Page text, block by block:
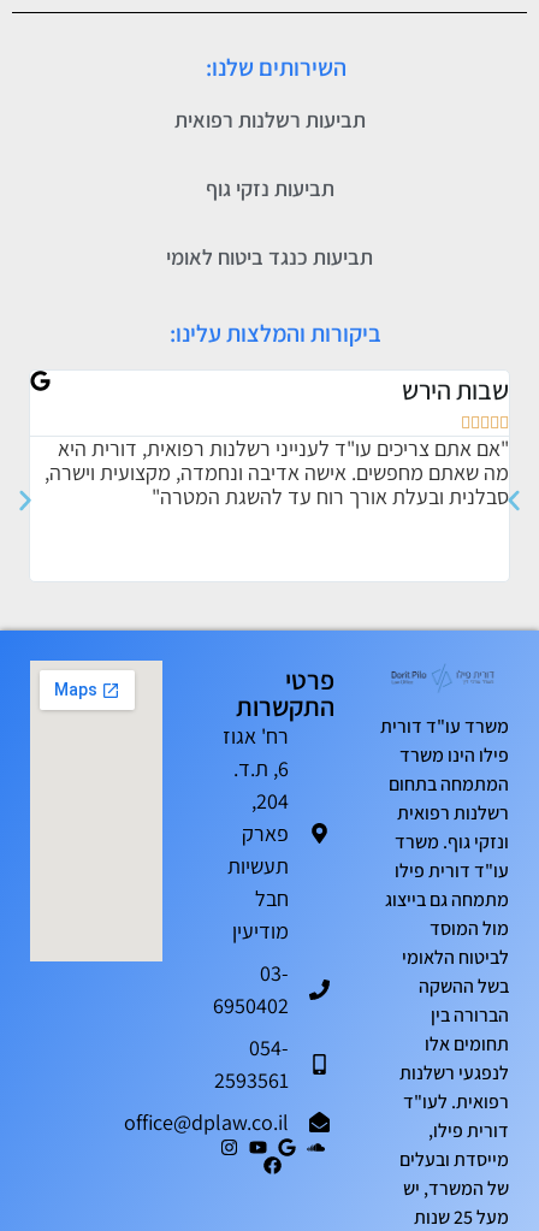
השירותים שלנו:
תביעות רשלנות רפואית
תביעות נזקי גוף
תביעות כנגד ביטוח לאומי
ביקורות והמלצות עלינו:
שבות הירש





"אם אתם צריכים עו"ד לענייני רשלנות רפואית, דורית היא
מה שאתם מחפשים. אישה אדיבה ונחמדה, מקצועית וישרה,
סבלנית ובעלת אורך רוח עד להשגת המטרה"
משרד עו"ד דורית
פילו הינו משרד
המתמחה בתחום
רשלנות רפואית
ונזקי גוף. משרד
עו"ד דורית פילו
מתמחה גם בייצוג
מול המוסד
לביטוח הלאומי
בשל ההשקה
הברורה בין
תחומים אלו
לנפגעי רשלנות
רפואית. לעו"ד
דורית פילו,
מייסדת ובעלים
של המשרד, יש
מעל 25 שנות
פרטי
התקשרות
רח' אגוז
6, ת.ד.
204,
פארק
תעשיות
חבל
מודיעין
03-
6950402
054-
2593561
office@dplaw.co.il